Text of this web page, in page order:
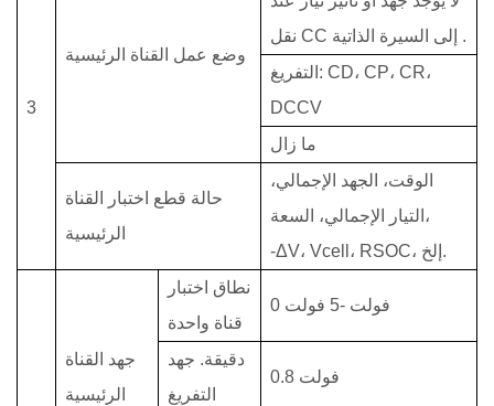
3
وضع عمل القناة الرئيسية
.
التفريغ: CD، CP، CR،
DCCV
ما زال
حالة قطع اختبار القناة
الرئيسية
الوقت، الجهد الإجمالي،
التيار الإجمالي، السعة،
-ΔV، Vcell، RSOC، إلخ.
جهد القناة
الرئيسية
نطاق اختبار
قناة واحدة
0 فولت -5 فولت
دقيقة. جهد
التفريغ
0.8 فولت